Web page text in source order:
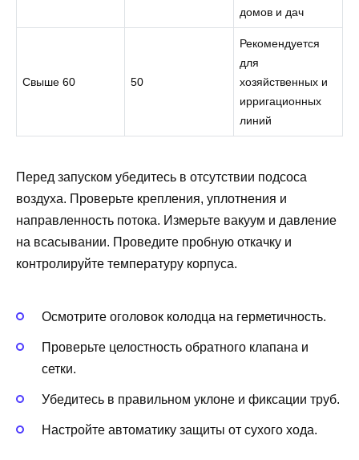
домов и дач
Свыше 60 50
Рекомендуется
для
хозяйственных и
ирригационных
линий
Перед запуском убедитесь в отсутствии подсоса
воздуха. Проверьте крепления, уплотнения и
направленность потока. Измерьте вакуум и давление
на всасывании. Проведите пробную откачку и
контролируйте температуру корпуса.
Осмотрите оголовок колодца на герметичность.
Проверьте целостность обратного клапана и
сетки.
Убедитесь в правильном уклоне и фиксации труб.
Настройте автоматику защиты от сухого хода.